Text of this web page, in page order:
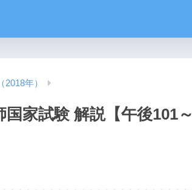
2018年）
家試験 解説【午後101～